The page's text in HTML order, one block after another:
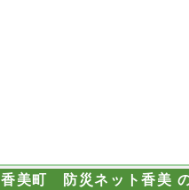
香美町 防災ネット香美